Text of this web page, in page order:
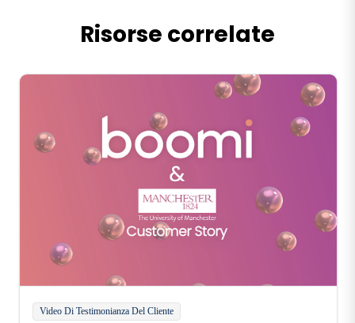
Risorse correlate
Video Di Testimonianza Del Cliente